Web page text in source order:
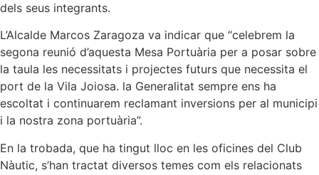
dels seus integrants.
L’Alcalde Marcos Zaragoza va indicar que “celebrem la
segona reunió d’aquesta Mesa Portuària per a posar sobre
la taula les necessitats i projectes futurs que necessita el
port de la Vila Joiosa. la Generalitat sempre ens ha
escoltat i continuarem reclamant inversions per al municipi
i la nostra zona portuària”.
En la trobada, que ha tingut lloc en les oficines del Club
Nàutic, s’han tractat diversos temes com els relacionats